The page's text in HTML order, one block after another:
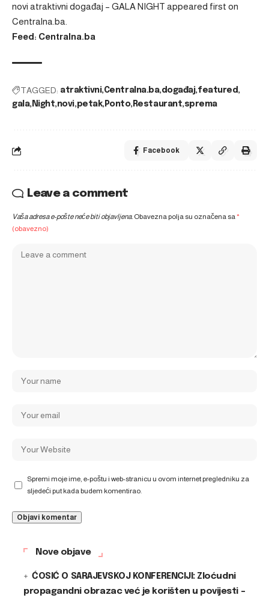
novi atraktivni događaj – GALA NIGHT appeared first on
Centralna.ba
Feed: Centralna.ba
TAGGED: atraktivni Centralna.ba događaj featured
gala Night novi petak Ponto Restaurant sprema
Facebook
Leave a comment
Vaša adresa e-pošte neće biti objavljena. Obavezna polja su označena sa*
(obavezno)
Spremi moje ime, e-poštu i web-stranicu u ovom internet pregledniku za
sljedeći put kada budem komentirao.
Nove objave
ĆOSIĆ O SARAJEVSKOJ KONFERENCIJI: Zloćudni
propagandni obrazac već je korišten u povijesti –